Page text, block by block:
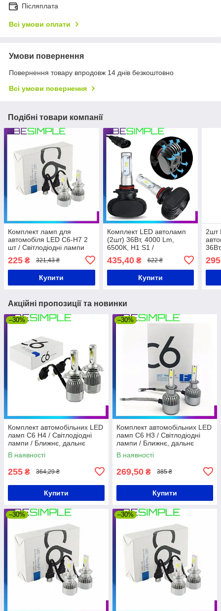
Післяплата
Всі умови оплати
Умови повернення
Повернення товару впродовж 14 днів безкоштовно
Всі умови повернення
Подібні товари компанії
Комплект ламп для
автомобіля LED C6-H7 2
шт / Світлодіодні лампи
225 ₴ 321,43 ₴
Купити
Комплект LED автоламп
(2шт) 36Вт, 4000 Lm,
6500К, H1 S1 /
ближнього та дальнього
світла фар
435,40₴ 622 ₴
Купити
2шт
295
Акційні пропозиції та новинки
–30%
Комплект автомобільних LED
ламп C6 H4 / Світлодіодні
лампи / Ближнє, дальнє
світло
В наявності
255 ₴ 364,29 ₴
Купити
–30%
Комплект автомобільних LED
ламп C6 H3 / Світлодіодні
лампи / Ближнє, дальнє
світло
В наявності
269,50 ₴ 385 ₴
Купити
–30% –30%